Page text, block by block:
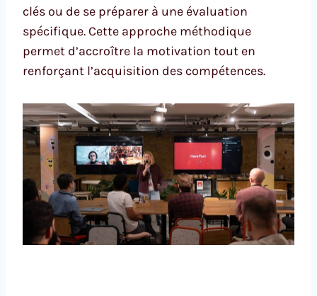
clés ou de se préparer à une évaluation
spécifique. Cette approche méthodique
permet d’accroître la motivation tout en
renforçant l’acquisition des compétences.